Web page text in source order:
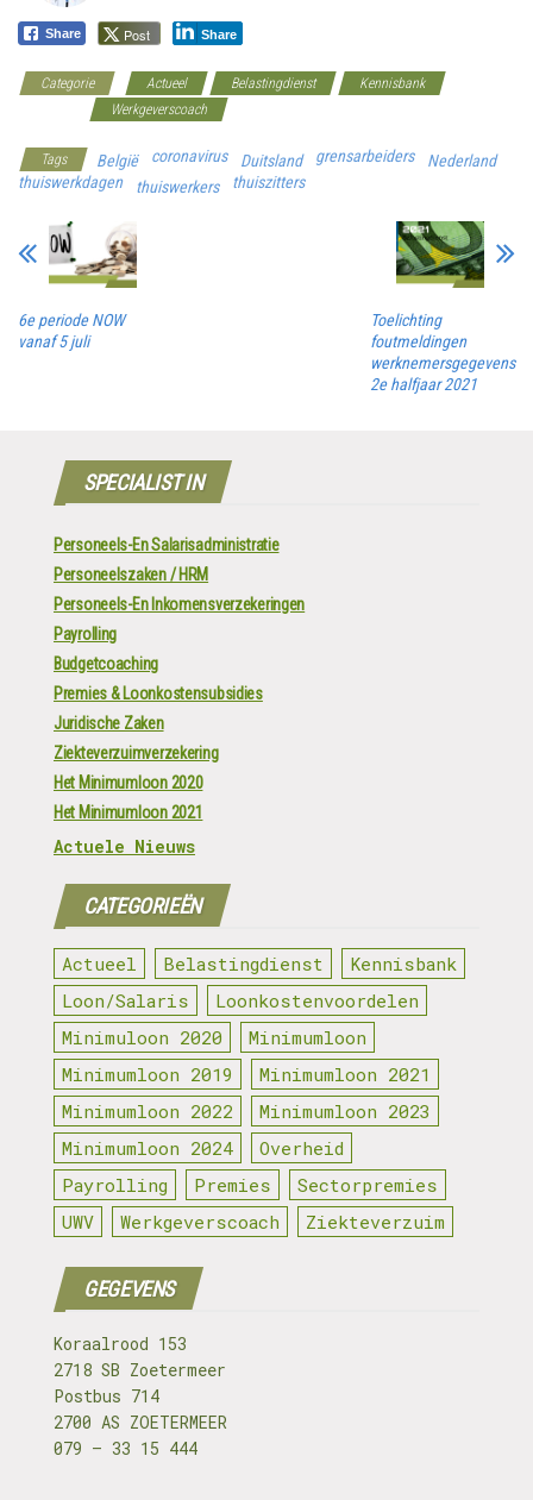
Share Post Share
Categorie Actueel Belastingdienst
Kennisbank
Werkgeverscoach
Tags België coronavirus Duitsland grensarbeiders
Nederland
thuiswerkdagen
thuiswerkers thuiszitters
6e periode NOW
vanaf 5 juli
Toelichting
foutmeldingen
werknemersgegevens
2e halfjaar 2021
SPECIALIST IN
Personeels-En Salarisadministratie
Personeelszaken / HRM
Personeels-En Inkomensverzekeringen
Payrolling
Budgetcoaching
Premies & Loonkostensubsidies
Juridische Zaken
Ziekteverzuimverzekering
Het Minimumloon 2020
Het Minimumloon 2021
Actuele Nieuws
CATEGORIEËN
Actueel Belastingdienst
Kennisbank
Loon/Salaris
Loonkostenvoordelen
Minimuloon 2020
Minimumloon
Minimumloon 2019
Minimumloon 2021
Minimumloon 2022
Minimumloon 2023
Minimumloon 2024
Overheid
Payrolling
Premies
Sectorpremies
UWV
Werkgeverscoach Ziekteverzuim
GEGEVENS
Koraalrood 153
2718 SB Zoetermeer
Postbus 714
2700 AS ZOETERMEER
079 – 33 15 444